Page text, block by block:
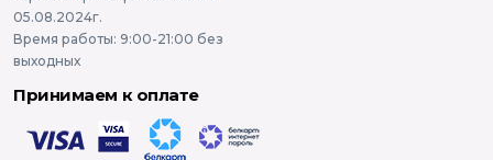
05.08.2024г.
Время работы: 9:00-21:00 без
выходных
Принимаем к оплате